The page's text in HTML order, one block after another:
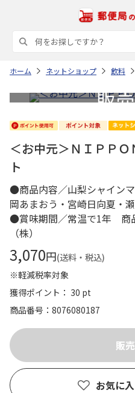
ホーム ネットショップ 飲料
＜お中元＞ＮＩＰＰ
ト
●商品内容／山梨シャイン
岡あまおう・宮崎日向夏
●賞味期間／常温で1年 商
（株）
3,070円(送料・税込)
※軽減税率対象
獲得ポイント： 30 pt
商品番号
8076080187
お気に